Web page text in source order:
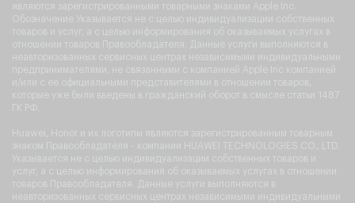
являются зарегистрированными товарными знаками Apple Inc.
Обозначение Указывается не с целью индивидуализации собственных
товаров и услуг, а с целью информирования об оказываемых услугах в
отношении товаров Правообладателя. Данные услуги выполняются в
неавторизованных сервисных центрах независимыми индивидуальными
предпринимателями, не связанными с компанией Apple Inc компанией
и/или с ее официальными представителями в отношении товаров,
которые уже были введены в гражданский оборот в смысле статьи 1487
ГК РФ.
Huawei, Honor и их логотипы являются зарегистрированным товарным
знаком Правообладателя - компании HUAWEI TECHNOLOGIES CO., LTD.
Указывается не с целью индивидуализации собственных товаров и
услуг, а с целью информирования об оказываемых услугах в отношении
товаров Правообладателя. Данные услуги выполняются в
неавторизованных сервисных центрах независимыми индивидуальными